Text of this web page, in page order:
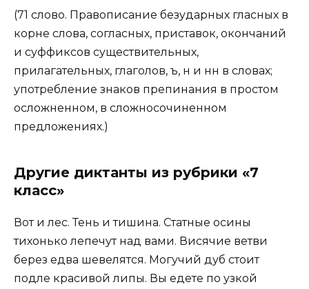
(71 слово. Правописание безударных гласных в
корне слова, согласных, приставок, окончаний
и суффиксов существительных,
прилагательных, глаголов, ъ, н и нн в словах;
употребление знаков препинания в простом
осложненном, в сложносочиненном
предложениях.)
Другие диктанты из рубрики «7
класс»
Вот и лес. Тень и тишина. Статные осины
тихонько лепечут над вами. Висячие ветви
берез едва шевелятся. Могучий дуб стоит
подле красивой липы. Вы едете по узкой